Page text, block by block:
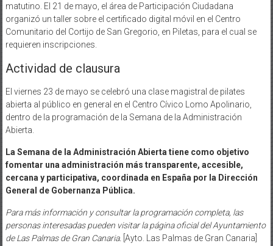
matutino. El 21 de mayo, el área de Participación Ciudadana
organizó un taller sobre el certificado digital móvil en el Centro
Comunitario del Cortijo de San Gregorio, en Piletas, para el cual se
requieren inscripciones.
Actividad de clausura
El viernes 23 de mayo se celebró una clase magistral de pilates
abierta al público en general en el Centro Cívico Lomo Apolinario,
dentro de la programación de la Semana de la Administración
Abierta.
La Semana de la Administración Abierta tiene como objetivo
fomentar una administración más transparente, accesible,
cercana y participativa, coordinada en España por la Dirección
General de Gobernanza Pública.
Para más información y consultar la programación completa, las
personas interesadas pueden visitar la página oficial del Ayuntamiento
de Las Palmas de Gran Canaria. [Ayto. Las Palmas de Gran Canaria]